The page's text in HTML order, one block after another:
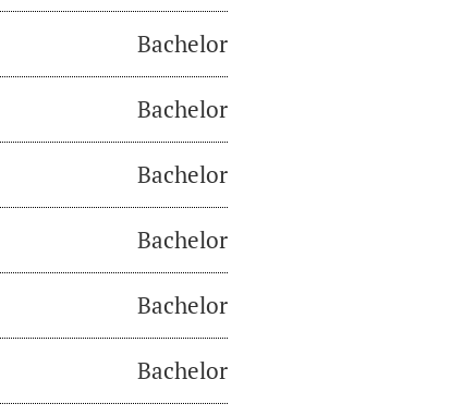
Bachelor
Bachelor
Bachelor
Bachelor
Bachelor
Bachelor